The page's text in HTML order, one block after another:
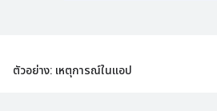
ตัวอย่าง: เหตุการณ์ในแอป